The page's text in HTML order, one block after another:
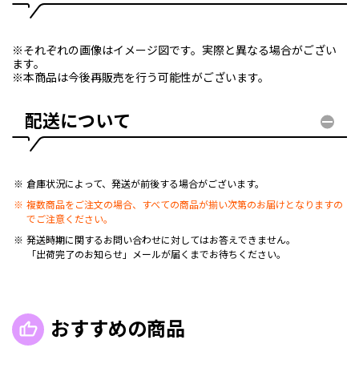
※それぞれの画像はイメージ図です。実際と異なる場合がござい
ます。
※本商品は今後再販売を行う可能性がございます。
配送について
倉庫状況によって、発送が前後する場合がございます。
複数商品をご注文の場合、すべての商品が揃い次第のお届けとなりますの
でご注意ください。
発送時期に関するお問い合わせに対してはお答えできません。
「出荷完了のお知らせ」メールが届くまでお待ちください。
おすすめの商品